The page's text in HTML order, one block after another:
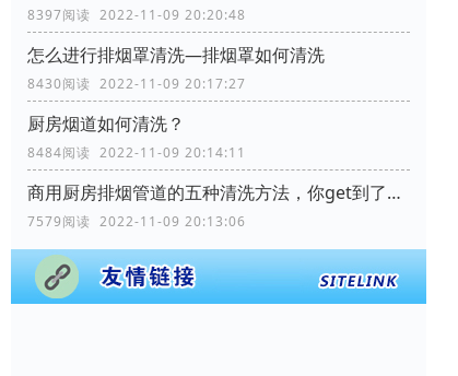
8397阅读 2022-11-09 20:20:48
怎么进行排烟罩清洗—排烟罩如何清洗
8430阅读 2022-11-09 20:17:27
厨房烟道如何清洗？
8484阅读 2022-11-09 20:14:11
商用厨房排烟管道的五种清洗方法，你get到了吗？
7579阅读 2022-11-09 20:13:06